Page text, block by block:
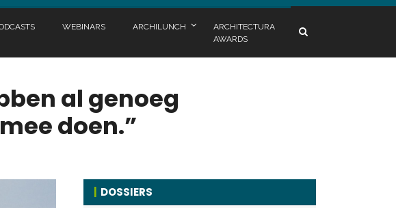
WEBINARS ARCHILUNCH
ARCHITECTURA
AWARDS
al genoeg
doen.”
DOSSIERS